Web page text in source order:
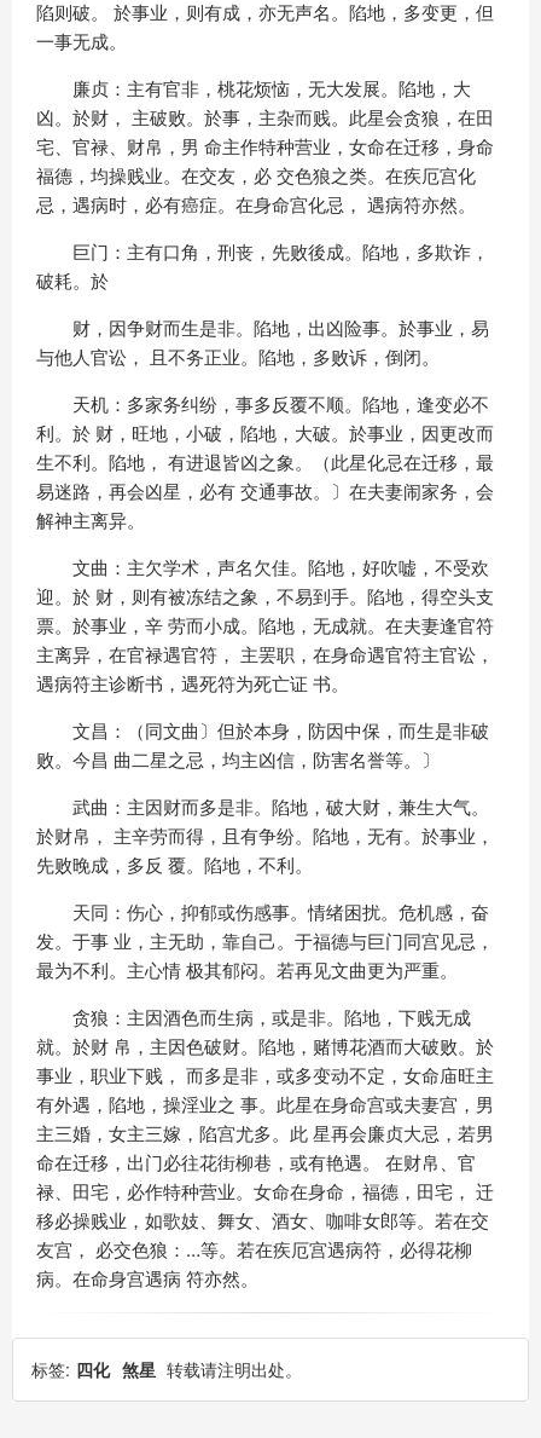
陷则破。 於事业，则有成，亦无声名。陷地，多变更，但
一事无成。
廉贞：主有官非，桃花烦恼，无大发展。陷地，大
凶。於财， 主破败。於事，主杂而贱。此星会贪狼，在田
宅、官禄、财帛，男 命主作特种营业，女命在迁移，身命
福德，均操贱业。在交友，必 交色狼之类。在疾厄宫化
忌，遇病时，必有癌症。在身命宫化忌， 遇病符亦然。
巨门：主有口角，刑丧，先败後成。陷地，多欺诈，
破耗。於
财，因争财而生是非。陷地，出凶险事。於事业，易
与他人官讼， 且不务正业。陷地，多败诉，倒闭。
天机：多家务纠纷，事多反覆不顺。陷地，逢变必不
利。於 财，旺地，小破，陷地，大破。於事业，因更改而
生不利。陷地， 有进退皆凶之象。（此星化忌在迁移，最
易迷路，再会凶星，必有 交通事故。〕在夫妻闹家务，会
解神主离异。
文曲：主欠学术，声名欠佳。陷地，好吹嘘，不受欢
迎。於 财，则有被冻结之象，不易到手。陷地，得空头支
票。於事业，辛 劳而小成。陷地，无成就。在夫妻逢官符
主离异，在官禄遇官符， 主罢职，在身命遇官符主官讼，
遇病符主诊断书，遇死符为死亡证 书。
文昌：（同文曲〕但於本身，防因中保，而生是非破
败。今昌 曲二星之忌，均主凶信，防害名誉等。〕
武曲：主因财而多是非。陷地，破大财，兼生大气。
於财帛， 主辛劳而得，且有争纷。陷地，无有。於事业，
先败晚成，多反 覆。陷地，不利。
天同：伤心，抑郁或伤感事。情绪困扰。危机感，奋
发。于事 业，主无助，靠自己。于福德与巨门同宫见忌，
最为不利。主心情 极其郁闷。若再见文曲更为严重。
贪狼：主因酒色而生病，或是非。陷地，下贱无成
就。於财 帛，主因色破财。陷地，赌博花酒而大破败。於
事业，职业下贱， 而多是非，或多变动不定，女命庙旺主
有外遇，陷地，操淫业之 事。此星在身命宫或夫妻宫，男
主三婚，女主三嫁，陷宫尤多。此 星再会廉贞大忌，若男
命在迁移，出门必往花街柳巷，或有艳遇。 在财帛、官
禄、田宅，必作特种营业。女命在身命，福德，田宅， 迁
移必操贱业，如歌妓、舞女、酒女、咖啡女郎等。若在交
友宫， 必交色狼：…等。若在疾厄宫遇病符，必得花柳
病。在命身宫遇病 符亦然。
标签: 四化 煞星 转载请注明出处。